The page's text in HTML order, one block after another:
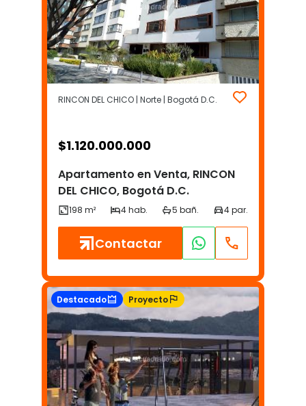
RINCON DEL CHICO | Norte | Bogotá D.C.
$1.120.000.000
Apartamento en Venta, RINCON
DEL CHICO, Bogotá D.C.
Contactar
Destacado Proyecto